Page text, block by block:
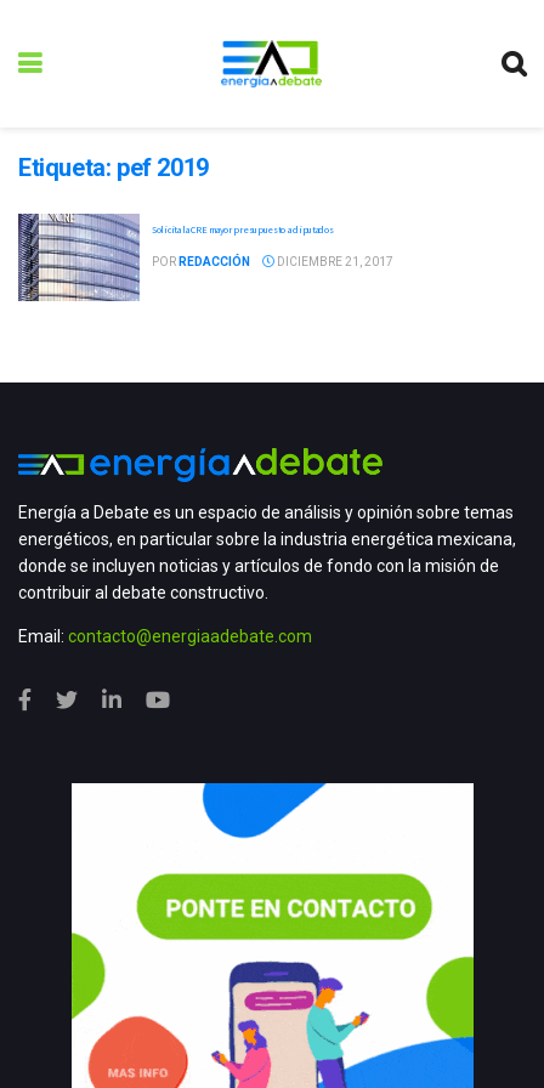
Etiqueta: pef 2019
Solicita la CRE mayor presupuesto a diputados
POR REDACCIÓN DICIEMBRE 21, 2017
Energía a Debate es un espacio de análisis y opinión sobre temas
energéticos, en particular sobre la industria energética mexicana,
donde se incluyen noticias y artículos de fondo con la misión de
contribuir al debate constructivo.
Email: contacto@energiaadebate.com